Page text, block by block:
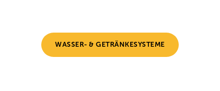
WASSER- & GETRÄNKESYSTEME